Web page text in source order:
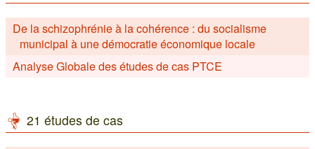
De la schizophrénie à la cohérence : du socialisme
municipal à une démocratie économique locale
Analyse Globale des études de cas PTCE
21 études de cas